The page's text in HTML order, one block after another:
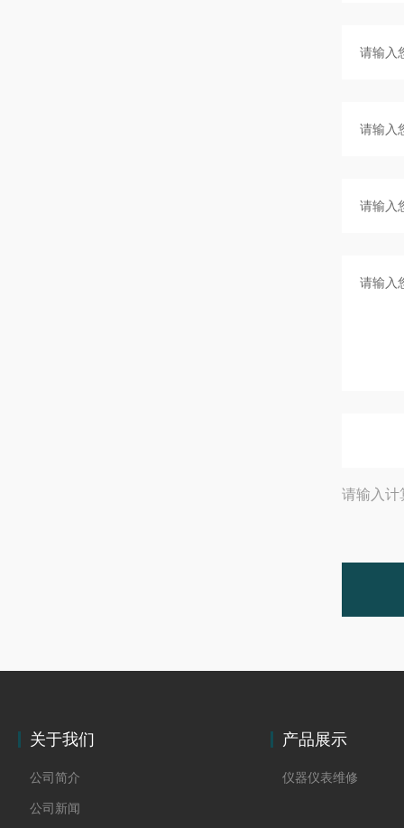
请输入计
关于我们
公司简介
公司新闻
产品展示
仪器仪表维修